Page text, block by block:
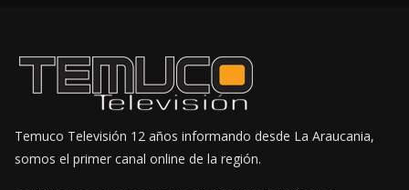
Temuco Televisión 12 años informando desde La Araucania,
somos el primer canal online de la región.